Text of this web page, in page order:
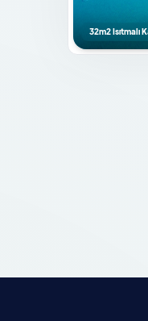
32m2 Isıtmalı